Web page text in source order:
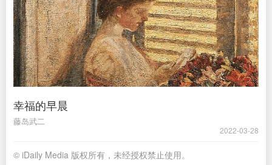
幸福的早晨
藤岛武二
2022-03-28
© iDaily Media 版权所有，未经授权禁止使用。